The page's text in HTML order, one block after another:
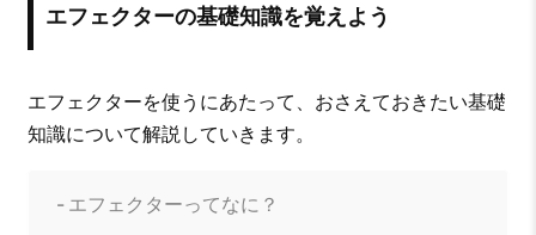
エフェクターの基礎知識を覚えよう
エフェクターを使うにあたって、おさえておきたい基礎
知識について解説していきます。
エフェクターってなに？